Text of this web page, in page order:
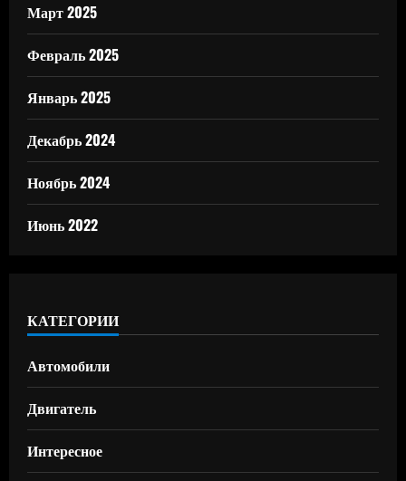
Март 2025
Февраль 2025
Январь 2025
Декабрь 2024
Ноябрь 2024
Июнь 2022
КАТЕГОРИИ
Автомобили
Двигатель
Интересное